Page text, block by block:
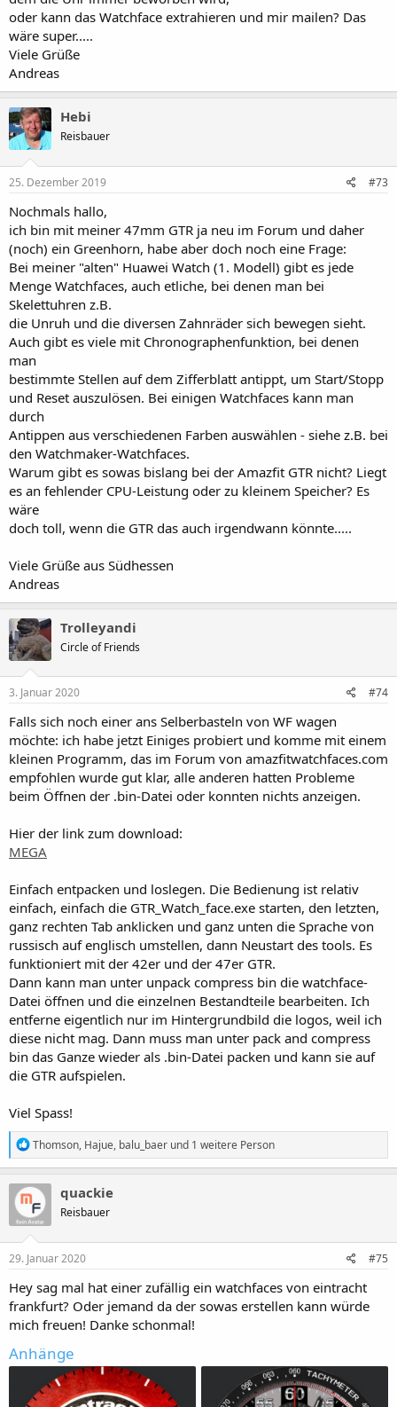
oder kann das Watchface extrahieren und mir mailen? Das
wäre super.....
Viele Grüße
Andreas
Hebi
Reisbauer
25. Dezember 2019 #73
Nochmals hallo,
ich bin mit meiner 47mm GTR ja neu im Forum und daher
(noch) ein Greenhorn, habe aber doch noch eine Frage:
Bei meiner "alten" Huawei Watch (1. Modell) gibt es jede
Menge Watchfaces, auch etliche, bei denen man bei
Skelettuhren z.B.
die Unruh und die diversen Zahnräder sich bewegen sieht.
Auch gibt es viele mit Chronographenfunktion, bei denen
man
bestimmte Stellen auf dem Zifferblatt antippt, um Start/Stopp
und Reset auszulösen. Bei einigen Watchfaces kann man
durch
Antippen aus verschiedenen Farben auswählen - siehe z.B. bei
den Watchmaker-Watchfaces.
Warum gibt es sowas bislang bei der Amazfit GTR nicht? Liegt
es an fehlender CPU-Leistung oder zu kleinem Speicher? Es
wäre
doch toll, wenn die GTR das auch irgendwann könnte.....
Viele Grüße aus Südhessen
Andreas
Trolleyandi
Circle of Friends
3. Januar 2020 #74
Falls sich noch einer ans Selberbasteln von WF wagen
möchte: ich habe jetzt Einiges probiert und komme mit einem
kleinen Programm, das im Forum von amazfitwatchfaces.com
empfohlen wurde gut klar, alle anderen hatten Probleme
beim Öffnen der .bin-Datei oder konnten nichts anzeigen.
Hier der link zum download:
MEGA
Einfach entpacken und loslegen. Die Bedienung ist relativ
einfach, einfach die GTR_Watch_face.exe starten, den letzten,
ganz rechten Tab anklicken und ganz unten die Sprache von
russisch auf englisch umstellen, dann Neustart des tools. Es
funktioniert mit der 42er und der 47er GTR.
Dann kann man unter unpack compress bin die watchface-
Datei öffnen und die einzelnen Bestandteile bearbeiten. Ich
entferne eigentlich nur im Hintergrundbild die logos, weil ich
diese nicht mag. Dann muss man unter pack and compress
bin das Ganze wieder als .bin-Datei packen und kann sie auf
die GTR aufspielen.
Viel Spass!
R
e
a
c
t
i
o
n
s
Thomson, Hajue, balu_baer und 1 weitere Person
quackie
Reisbauer
29. Januar 2020 #75
Hey sag mal hat einer zufällig ein watchfaces von eintracht
frankfurt? Oder jemand da der sowas erstellen kann würde
mich freuen! Danke schonmal!
Anhänge